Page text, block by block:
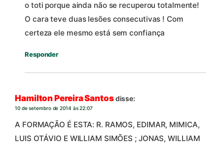
o toti porque ainda não se recuperou totalmente!
O cara teve duas lesões consecutivas ! Com
certeza ele mesmo está sem confiança
Responder
Hamilton Pereira Santosdisse:
10 de setembro de 2014 às 22:07
A FORMAÇÃO É ESTA: R. RAMOS, EDIMAR, MIMICA,
LUIS OTÁVIO E WILLIAM SIMÕES ; JONAS, WILLIAM